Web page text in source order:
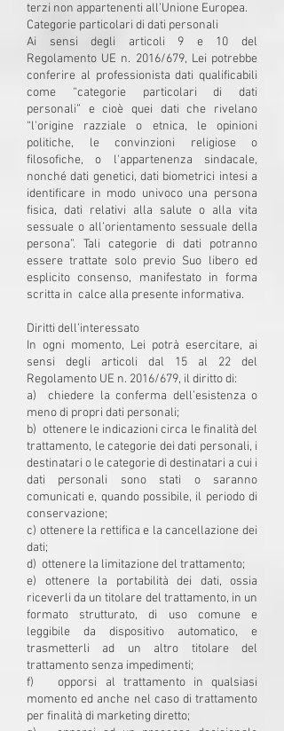
terzi non appartenenti all’Unione Europea.
Categorie particolari di dati personali
Ai sensi degli articoli 9 e 10 del
Regolamento UE n. 2016/679, Lei potrebbe
conferire al professionista dati qualificabili
come “categorie particolari di dati
personali” e cioè quei dati che rivelano
“l'origine razziale o etnica, le opinioni
politiche, le convinzioni religiose o
filosofiche, o l'appartenenza sindacale,
nonché dati genetici, dati biometrici intesi a
identificare in modo univoco una persona
fisica, dati relativi alla salute o alla vita
sessuale o all’orientamento sessuale della
persona”. Tali categorie di dati potranno
essere trattate solo previo Suo libero ed
esplicito consenso, manifestato in forma
scritta in calce alla presente informativa.
Diritti dell’interessato
In ogni momento, Lei potrà esercitare, ai
sensi degli articoli dal 15 al 22 del
Regolamento UE n. 2016/679, il diritto di:
a) chiedere la conferma dell’esistenza o
meno di propri dati personali;
b) ottenere le indicazioni circa le finalità del
trattamento, le categorie dei dati personali, i
destinatari o le categorie di destinatari a cui i
dati personali sono stati o saranno
comunicati e, quando possibile, il periodo di
conservazione;
c) ottenere la rettifica e la cancellazione dei
dati;
d) ottenere la limitazione del trattamento;
e) ottenere la portabilità dei dati, ossia
riceverli da un titolare del trattamento, in un
formato strutturato, di uso comune e
leggibile da dispositivo automatico, e
trasmetterli ad un altro titolare del
trattamento senza impedimenti;
f) opporsi al trattamento in qualsiasi
momento ed anche nel caso di trattamento
per finalità di marketing diretto;